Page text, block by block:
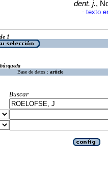
dent. j.,
· texto
1
Base de datos : article
Buscar